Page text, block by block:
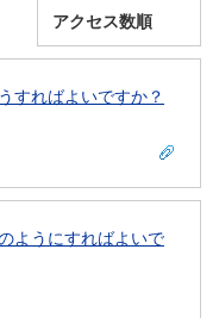
すればよいですか？
ようにすればよいで